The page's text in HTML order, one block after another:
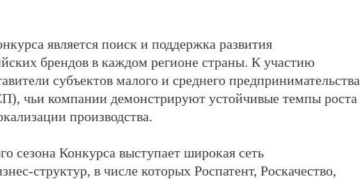
является поиск и поддержка развития
брендов в каждом регионе страны. К участию
субъектов малого и среднего предпринимательства
чьи компании демонстрируют устойчивые темпы роста
производства.
сезона Конкурса выступает широкая сеть
структур, в числе которых Роспатент, Роскачество,